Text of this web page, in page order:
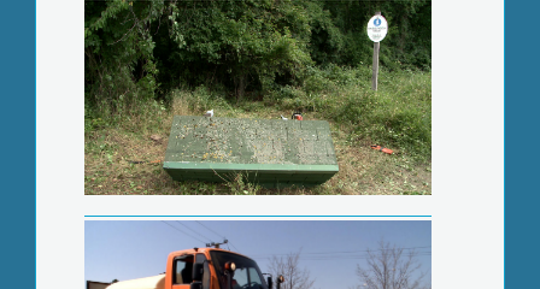
Újabb szakaszokon kezdődnek
felújítási munkák